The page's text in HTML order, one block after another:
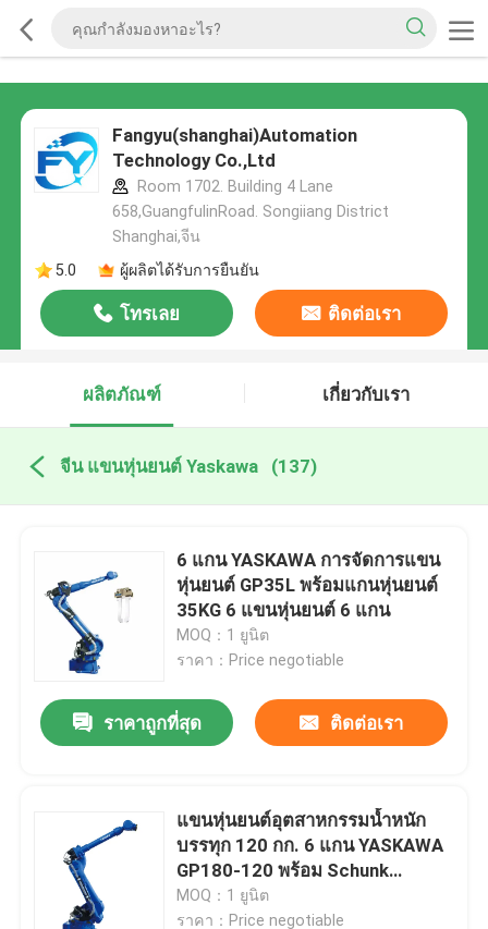
Fangyu(shanghai)Automation
Technology Co.,Ltd
Room 1702. Building 4 Lane
658,GuangfulinRoad. Songiiang District
Shanghai,จีน
5.0
ผู้ผลิตได้รับการยืนยัน
โทรเลย ติดต่อเรา
ผลิตภัณฑ์ เกี่ยวกับเรา
จีน แขนหุ่นยนต์ Yaskawa (137)
6 แกน YASKAWA การจัดการแขน
หุ่นยนต์ GP35L พร้อมแกนหุ่นยนต์
35KG 6 แขนหุ่นยนต์ 6 แกน
MOQ：1 ยูนิต
ราคา：Price negotiable
ราคาถูกที่สุด ติดต่อเรา
แขนหุ่นยนต์อุตสาหกรรมน้ำหนัก
บรรทุก 120 กก. 6 แกน YASKAWA
GP180-120 พร้อม Schunk
Gripper
MOQ：1 ยูนิต
ราคา：Price negotiable